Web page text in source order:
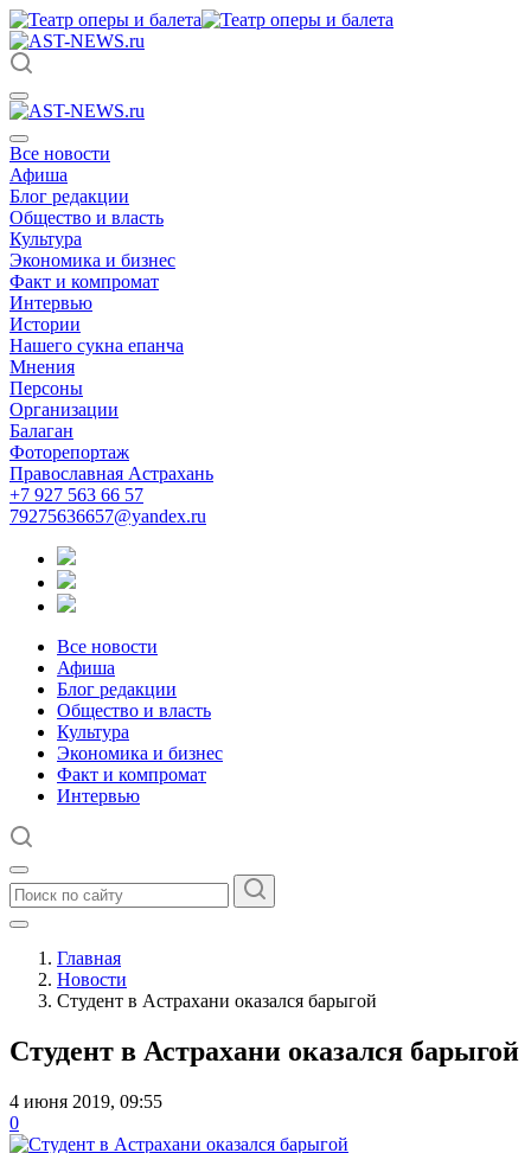
Все новости
Афиша
Блог редакции
Общество и власть
Культура
Экономика и бизнес
Факт и компромат
Интервью
Истории
Нашего сукна епанча
Мнения
Персоны
Организации
Балаган
Фоторепортаж
Православная Астрахань
+7 927 563 66 57
79275636657@yandex.ru
Все новости
Афиша
Блог редакции
Общество и власть
Культура
Экономика и бизнес
Факт и компромат
Интервью
Главная
Новости
Студент в Астрахани оказался барыгой
Студент в Астрахани оказался барыгой
4 июня 2019, 09:55
0